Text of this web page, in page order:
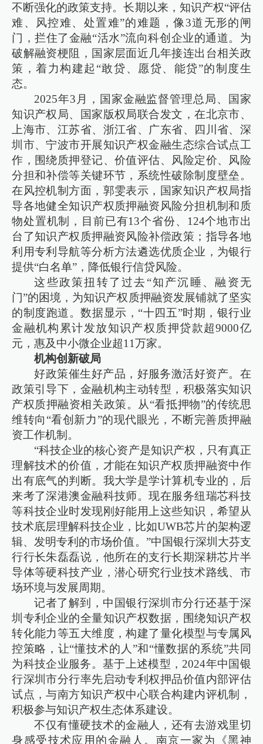
不断强化的政策支持。长期以来，知识产权“评估
难、风控难、处置难”的难题，像3道无形的闸
门，拦住了金融“活水”流向科创企业的通道。为
破解融资梗阻，国家层面近几年接连出台相关政
策，着力构建起“敢贷、愿贷、能贷”的制度生
态。
2025年3月，国家金融监督管理总局、国家
知识产权局、国家版权局联合发文，在北京市、
上海市、江苏省、浙江省、广东省、四川省、深
圳市、宁波市开展知识产权金融生态综合试点工
作，围绕质押登记、价值评估、风险定价、风险
分担和补偿等关键环节，系统性破除制度壁垒。
在风控机制方面，郭雯表示，国家知识产权局指
导各地健全知识产权质押融资风险分担机制和质
物处置机制，目前已有13个省份、124个地市出
台了知识产权质押融资风险补偿政策；指导各地
利用专利导航等分析方法遴选优质企业，为银行
提供“白名单”，降低银行信贷风险。
这些政策扭转了过去“知产沉睡、融资无
门”的困境，为知识产权质押融资发展铺就了坚实
的制度跑道。数据显示，“十四五”时期，银行业
金融机构累计发放知识产权质押贷款超9000亿
元，惠及中小微企业超11万家。
机构创新破局
好政策催生好产品，好服务激活好资产。在
政策引导下，金融机构主动转型，积极落实知识
产权质押融资相关政策。从“看抵押物”的传统思
维转向“看创新力”的现代眼光，不断完善质押融
资工作机制。
“科技企业的核心资产是知识产权，只有真正
理解技术的价值，才能在知识产权质押融资中作
出有底气的判断。我大学是学计算机专业的，后
来考了深港澳金融科技师。现在服务纽瑞芯科技
等科技企业时发现刚好能用上这些知识，希望从
技术底层理解科技企业，比如UWB芯片的架构逻
辑、发明专利的市场价值。”中国银行深圳大芬支
行行长朱磊磊说，他所在的支行长期深耕芯片半
导体等硬科技产业，潜心研究行业技术路线、市
场环境与发展周期。
记者了解到，中国银行深圳市分行还基于深
圳专利企业的全量知识产权数据，围绕知识产权
转化能力等五大维度，构建了量化模型与专属风
控策略，让“懂技术的人”和“懂数据的系统”共同
为科技企业服务。基于上述模型，2024年中国银
行深圳市分行率先启动专利权押品价值内部评估
试点，与南方知识产权中心联合构建内评机制，
积极参与知识产权生态体系建设。
不仅有懂硬技术的金融人，还有去游戏里切
身感受技术应用的金融人。南京一家为《黑神